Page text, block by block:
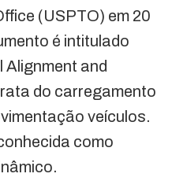
(USPTO) em 20
é intitulado
Alignment and
do carregamento
veículos.
como